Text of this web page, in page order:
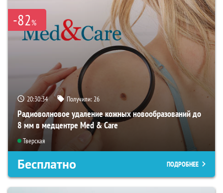
-82%
20:30:33 Получили:26
Радиоволновое удаление кожных новообразований до
8 мм в медцентре Med & Care
Тверская
Бесплатно ПОДРОБНЕЕ